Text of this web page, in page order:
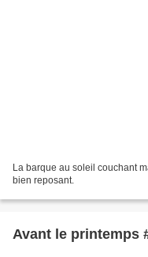
La barque au soleil couchant
bien reposant.
Avant le printemps